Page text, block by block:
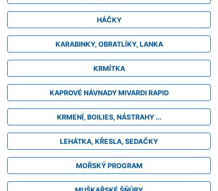
HÁČKY
KARABINKY, OBRATLÍKY, LANKA
KRMÍTKA
KAPROVÉ NÁVNADY MIVARDI RAPID
KRMENÍ, BOILIES, NÁSTRAHY ...
LEHÁTKA, KŘESLA, SEDAČKY
MOŘSKÝ PROGRAM